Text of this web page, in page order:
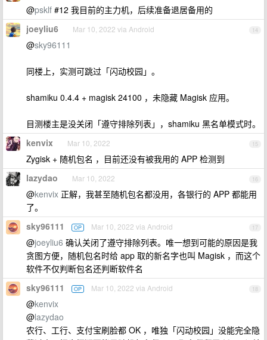
@psklf #12 我目前的主力机，后续准备退居备用的
14
joeyliu6 Mar 10, 2022 via Android
@sky96111
同楼上，实测可跳过「闪动校园」。
shamiku 0.4.4 + magisk 24100 ，未隐藏 Magisk 应用。
目测楼主是没关闭「遵守排除列表」，shamiku 黑名单模式时。
15
kenvix Mar 10, 2022
Zygisk + 随机包名 ，目前还没有被我用的 APP 检测到
16
lazydao Mar 10, 2022
@kenvix 正解，我甚至随机包名都没用，各银行的 APP 都能用
了。
17
sky96111 OP Mar 10, 2022 via Android
@joeyliu6 确认关闭了遵守排除列表。唯一想到可能的原因是我
贪图方便，随机包名时给 app 取的新名字也叫 Magisk ，而这个
软件不仅判断包名还判断软件名
18
sky96111 OP Mar 10, 2022 via Android
@kenvix
@lazydao
农行、工行、支付宝刷脸都 OK ，唯独「闪动校园」没能完全隐